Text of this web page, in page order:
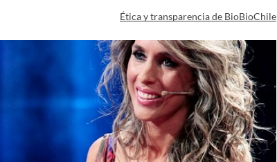
Ética y transparencia de BioBioChile